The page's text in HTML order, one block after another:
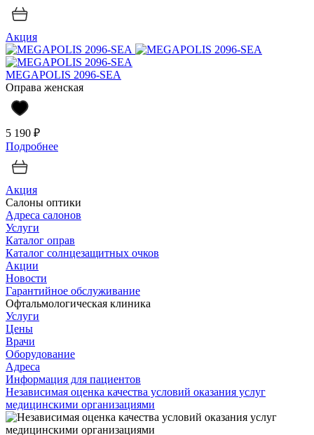
Акция
MEGAPOLIS 2096-SEA
Оправа женская
5 190 ₽
Подробнее
Акция
Салоны оптики
Адреса салонов
Услуги
Каталог оправ
Каталог солнцезащитных очков
Акции
Новости
Гарантийное обслуживание
Офтальмологическая клиника
Услуги
Цены
Врачи
Оборудование
Адреса
Информация для пациентов
Независимая оценка качества условий оказания услуг
медицинскими организациями